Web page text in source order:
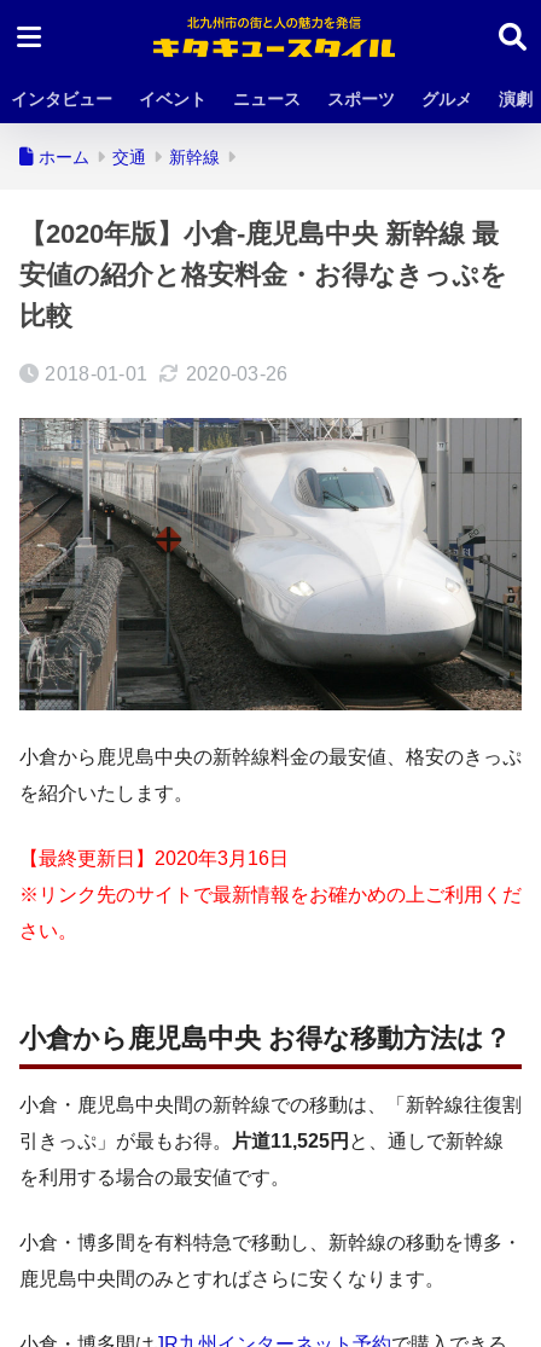
インタビュー イベント ニュース スポーツ グルメ 演劇
ホーム 交通 新幹線
【2020年版】小倉-鹿児島中央 新幹線 最
安値の紹介と格安料金・お得なきっぷを
比較
2018-01-01 2020-03-26
小倉から鹿児島中央の新幹線料金の最安値、格安のきっぷ
を紹介いたします。
【最終更新日】2020年3月16日
※リンク先のサイトで最新情報をお確かめの上ご利用くだ
さい。
小倉から鹿児島中央 お得な移動方法は？
小倉・鹿児島中央間の新幹線での移動は、「新幹線往復割
引きっぷ」が最もお得。
片道11,525円 と、通しで新幹線
を利用する場合の最安値です。
小倉・博多間を有料特急で移動し、新幹線の移動を博多・
鹿児島中央間のみとすればさらに安くなります。